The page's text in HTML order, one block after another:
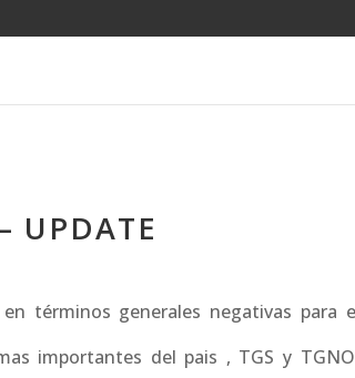
UPDATE
términos generales negativas para
importantes del pais , TGS y